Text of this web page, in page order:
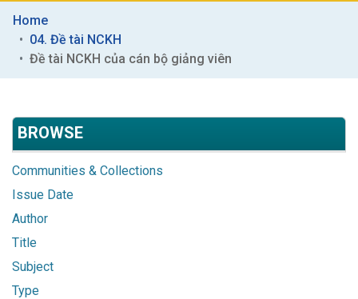
Home
04. Đề tài NCKH
Đề tài NCKH của cán bộ giảng viên
BROWSE
Communities & Collections
Issue Date
Author
Title
Subject
Type